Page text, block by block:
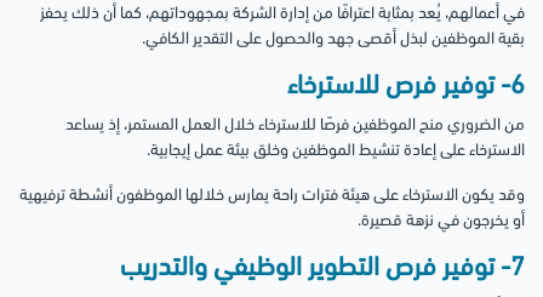
في أعمالهم، يُعد بمثابة اعترافًا من إدارة الشركة بمجهوداتهم، كما أن ذلك يحفز
بقية الموظفين لبذل أقصى جهد والحصول على التقدير الكافي.
6- توفير فرص للاسترخاء
من الضروري منح الموظفين فرصًا للاسترخاء خلال العمل المستمر، إذ يساعد
الاسترخاء على إعادة تنشيط الموظفين وخلق بيئة عمل إيجابية.
وقد يكون الاسترخاء على هيئة فترات راحة يمارس خلالها الموظفون أنشطة ترفيهية
أو يخرجون في نزهة قصيرة.
7- توفير فرص التطوير الوظيفي والتدريب